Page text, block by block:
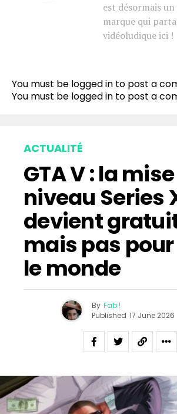
est désormais
marque qui
vidéoludique ici !
You must be logged in to post a
You must be logged in to post a
ACTUALITÉ
GTA V : la
niveau Series
devient
mais pas
le monde
By Fab !
Published 17 June 2026